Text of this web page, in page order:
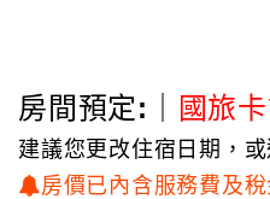
房間預定:｜ 國旅
建議您更改住宿日期，或
房價已內含服務費及稅